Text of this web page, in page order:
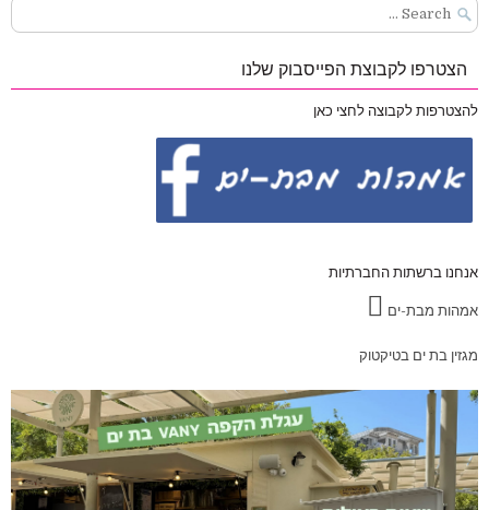
Search
for:
הצטרפו לקבוצת הפייסבוק שלנו
להצטרפות לקבוצה לחצי כאן
אנחנו ברשתות החברתיות
אמהות מבת-ים
מגזין בת ים בטיקטוק